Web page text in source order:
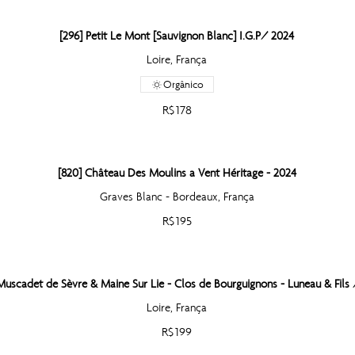
[296] Petit Le Mont [Sauvignon Blanc] I.G.P/ 2024
Loire, França
R$ 178
Orgânico
[820] Château Des Moulins a Vent Héritage - 2024
Graves Blanc - Bordeaux, França
R$ 195
de Sèvre & Maine Sur Lie - Clos de Bourguignons - Luneau &
Loire, França
R$ 199